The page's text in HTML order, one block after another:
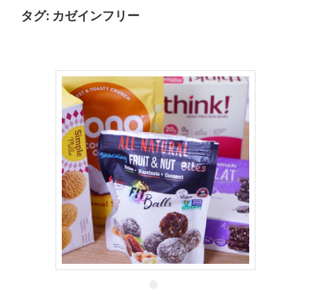
タグ: カゼインフリー
1 10月